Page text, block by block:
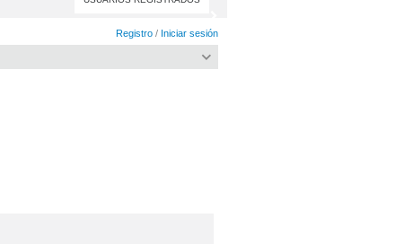
Registro / Iniciar sesión